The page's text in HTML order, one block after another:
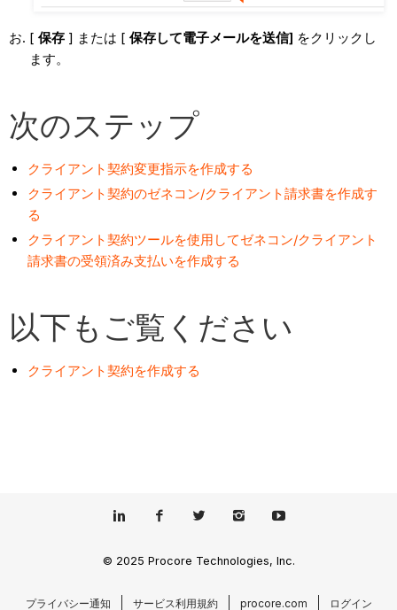
[ 保存 ] または [ 保存して電子メールを送信] をクリックし
ます。
次のステップ
クライアント契約変更指示を作成する
クライアント契約のゼネコン/クライアント請求書を作成す
る
クライアント契約ツールを使用してゼネコン/クライアント
請求書の受領済み支払いを作成する
以下もご覧ください
クライアント契約を作成する
© 2025 Procore Technologies, Inc.
プライバシー通知 サービス利用規約 procore.com ログイン